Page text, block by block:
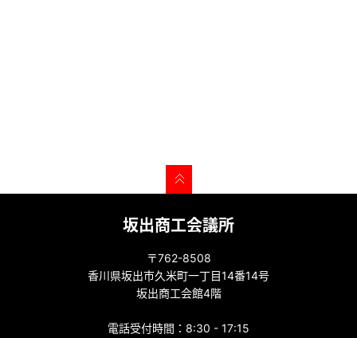
坂出商工会議所
〒762-8508
香川県坂出市久米町一丁目14番14号
坂出商工会館4階
電話受付時間：8:30 - 17:15